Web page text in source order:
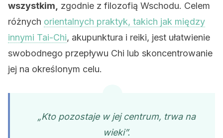
wszystkim,
zgodnie z filozofią Wschodu. Celem
różnych orientalnych praktyk, takich jak między
innymi Tai-Chi, akupunktura i reiki, jest ułatwienie
swobodnego przepływu Chi lub skoncentrowanie
jej na określonym celu.
„Kto pozostaje w jej centrum, trwa na
wieki”.